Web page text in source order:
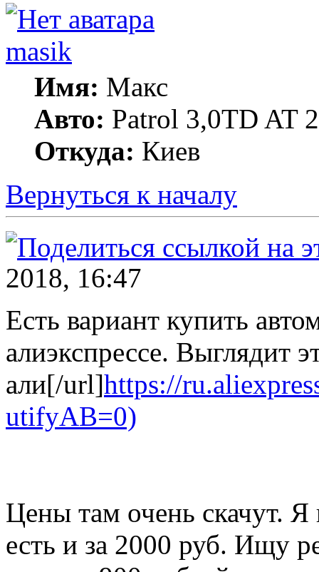
masik
Имя: Макс
Авто: Patrol 3,0TD AT
Откуда: Киев
Вернуться к началу
2018, 16:47
Есть вариант купить
алиэкспрессе. Выглядит
али[/url]https://
utifyAB=0)
Цены там очень скачут.
есть и за 2000 руб. Ищу